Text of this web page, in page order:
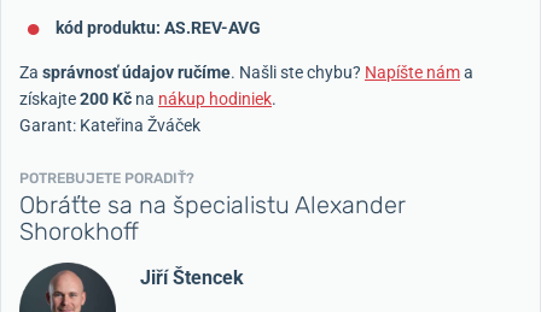
kód produktu: AS.REV-AVG
Za správnosť údajov ručíme. Našli ste chybu? Napíšte náma
získajte200 Kč na nákup hodiniek.
Garant: Kateřina Žváček
POTREBUJETE PORADIŤ?
Obráťte sa na špecialistu Alexander
Shorokhoff
Jiří Štencek